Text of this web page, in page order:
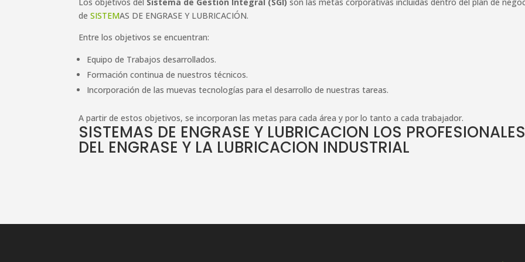
Los objetivos del Sistema de Gestión Integral (SGI) son las metas corporativas incluidas dentro del plan de
deSISTEMAS DE ENGRASE Y LUBRICACIÓN.
Entre los objetivos se encuentran:
Equipo de Trabajos desarrollados.
Formación continua de nuestros técnicos.
Incorporación de las muevas tecnologías para el desarrollo de nuestras tareas.
A partir de estos objetivos, se incorporan las metas para cada área y por lo tanto a cada trabajador.
SISTEMAS DE ENGRASE Y LUBRICACION LOS PROFESIONALES
DEL ENGRASE Y LA LUBRICACION INDUSTRIAL